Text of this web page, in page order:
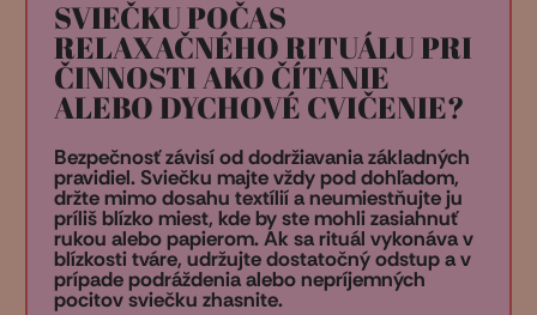
SVIEČKU POČAS
RELAXAČNÉHO RITUÁLU PRI
ČINNOSTI AKO ČÍTANIE
ALEBO DYCHOVÉ CVIČENIE?
Bezpečnosť závisí od dodržiavania základných
pravidiel. Sviečku majte vždy pod dohľadom,
držte mimo dosahu textílií a neumiestňujte ju
príliš blízko miest, kde by ste mohli zasiahnuť
rukou alebo papierom. Ak sa rituál vykonáva v
blízkosti tváre, udržujte dostatočný odstup a v
prípade podráždenia alebo nepríjemných
pocitov sviečku zhasnite.